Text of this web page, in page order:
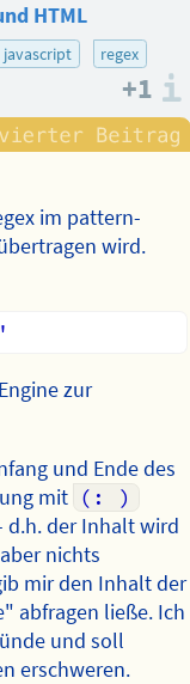
HTML
javascript regex
+1
im pattern-
wird.
zur
und Ende des
mit (: )
d.h. der Inhalt wird
nichts
mir den Inhalt der
abfragen ließe. Ich
und soll
erschweren.